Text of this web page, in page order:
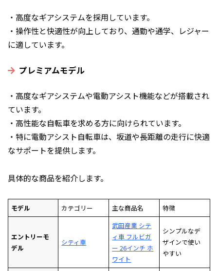
・高度なギアシステムを採用しています。
・操作性と快適性が向上しており、通勤や通学、レジャー
に適しています。
プレミアムモデル
・高度なギアシステムや電動アシスト機能などが搭載され
ています。
・高性能な自転車を求める方に向けられています。
・特に電動アシスト自転車は、坂道や長距離の走行に快適
なサポートを提供します。
具体的な商品を紹介します。
モデル カテゴリー 主な商品名 特徴
エントリーモ
デル
シティ車
武田産業 シテ
ィ車 フルビガ
ー 26インチ ホ
ワイト
シンプルなデ
ザインで使い
やすい